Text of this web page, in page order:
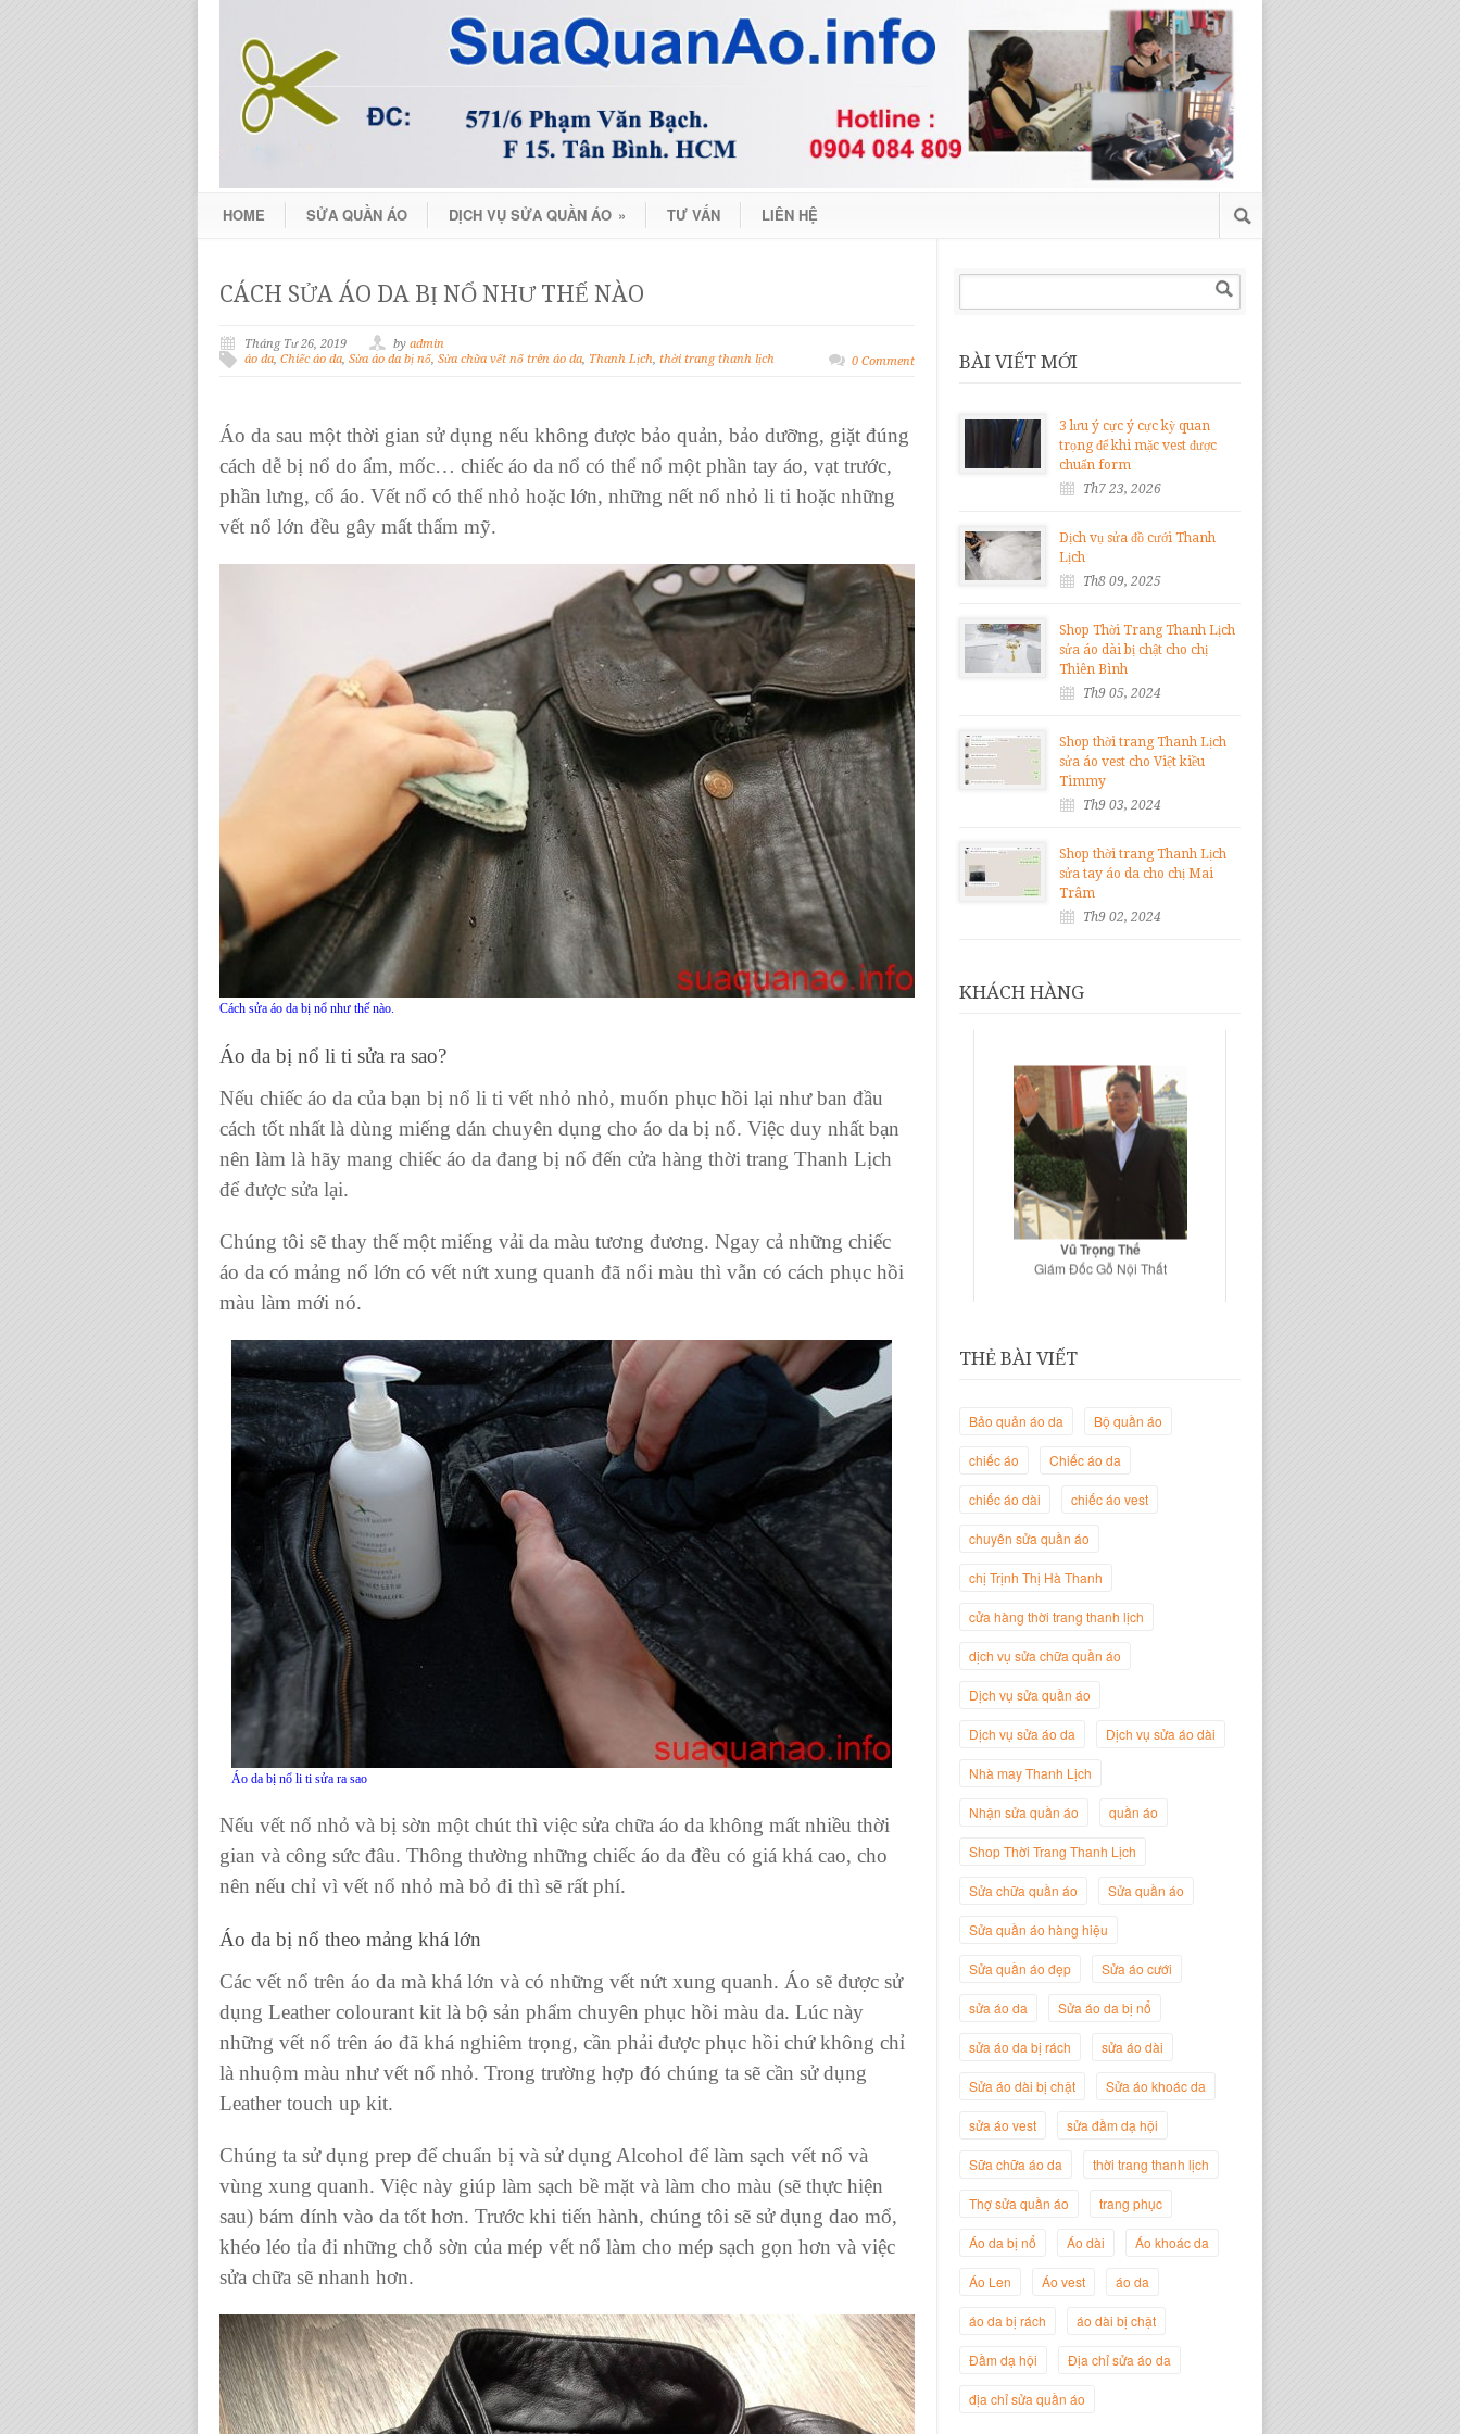
HOME SỬA QUẦN ÁO DỊCH VỤ SỬA QUẦN ÁO » TƯ VẤN LIÊN HỆ
CÁCH SỬA ÁO DA BỊ NỔ NHƯ THẾ NÀO
Tháng Tư 26, 2019 by admin
áo da, Chiếc áo da, Sửa áo da bị nổ, Sửa chữa vết nổ trên áo da, Thanh Lịch, thời trang thanh lịch 0 Comment
Áo da sau một thời gian sử dụng nếu không được bảo quản, bảo dưỡng, giặt đúng
cách dễ bị nổ do ẩm, mốc… chiếc áo da nổ có thể nổ một phần tay áo, vạt trước,
phần lưng, cổ áo. Vết nổ có thể nhỏ hoặc lớn, những nết nổ nhỏ li ti hoặc những
vết nổ lớn đều gây mất thẩm mỹ.
Cách sửa áo da bị nổ như thế nào.
Áo da bị nổ li ti sửa ra sao?
Nếu chiếc áo da của bạn bị nổ li ti vết nhỏ nhỏ, muốn phục hồi lại như ban đầu
cách tốt nhất là dùng miếng dán chuyên dụng cho áo da bị nổ. Việc duy nhất bạn
nên làm là hãy mang chiếc áo da đang bị nổ đến cửa hàng thời trang Thanh Lịch
để được sửa lại.
Chúng tôi sẽ thay thế một miếng vải da màu tương đương. Ngay cả những chiếc
áo da có mảng nổ lớn có vết nứt xung quanh đã nổi màu thì vẫn có cách phục hồi
màu làm mới nó.
Áo da bị nổ li ti sửa ra sao
Nếu vết nổ nhỏ và bị sờn một chút thì việc sửa chữa áo da không mất nhiều thời
gian và công sức đâu. Thông thường những chiếc áo da đều có giá khá cao, cho
nên nếu chỉ vì vết nổ nhỏ mà bỏ đi thì sẽ rất phí.
Áo da bị nổ theo mảng khá lớn
Các vết nổ trên áo da mà khá lớn và có những vết nứt xung quanh. Áo sẽ được sử
dụng Leather colourant kit là bộ sản phẩm chuyên phục hồi màu da. Lúc này
những vết nổ trên áo đã khá nghiêm trọng, cần phải được phục hồi chứ không chỉ
là nhuộm màu như vết nổ nhỏ. Trong trường hợp đó chúng ta sẽ cần sử dụng
Leather touch up kit.
Chúng ta sử dụng prep để chuẩn bị và sử dụng Alcohol để làm sạch vết nổ và
vùng xung quanh. Việc này giúp làm sạch bề mặt và làm cho màu (sẽ thực hiện
sau) bám dính vào da tốt hơn. Trước khi tiến hành, chúng tôi sẽ sử dụng dao mổ,
khéo léo tỉa đi những chỗ sờn của mép vết nổ làm cho mép sạch gọn hơn và việc
sửa chữa sẽ nhanh hơn.
BÀI VIẾT MỚI
3 lưu ý cực ý cực kỳ quan
trọng để khi mặc vest được
chuẩn form
Th7 23, 2026
Dịch vụ sửa đồ cưới Thanh
Lịch
Th8 09, 2025
Shop Thời Trang Thanh Lịch
sửa áo dài bị chật cho chị
Thiên Bình
Th9 05, 2024
Shop thời trang Thanh Lịch
sửa áo vest cho Việt kiều
Timmy
Th9 03, 2024
Shop thời trang Thanh Lịch
sửa tay áo da cho chị Mai
Trâm
Th9 02, 2024
KHÁCH HÀNG
Vũ Trọng Thế
Giám Đốc Gỗ Nội Thất
Trịnh Thị Hà Thanh
Giám Đốc Thương Hiệu Giày Thời
Nguyễn Minh Đức
Giám Đốc Công ty Cây Xanh Gia
Nguyễn Đắc Định
THẺ BÀI VIẾT
Bảo quản áo da Bộ quần áo
chiếc áo Chiếc áo da
chiếc áo dài chiếc áo vest
chuyên sửa quần áo
chị Trịnh Thị Hà Thanh
cửa hàng thời trang thanh lịch
dịch vụ sửa chữa quần áo
Dịch vụ sửa quần áo
Dịch vụ sửa áo da Dịch vụ sửa áo dài
Nhà may Thanh Lịch
Nhận sửa quần áo quần áo
Shop Thời Trang Thanh Lịch
Sửa chữa quần áo Sửa quần áo
Sửa quần áo hàng hiệu
Sửa quần áo đẹp Sửa áo cưới
sửa áo da Sửa áo da bị nổ
sửa áo da bị rách sửa áo dài
Sửa áo dài bị chật Sửa áo khoác da
sửa áo vest sửa đầm dạ hội
Sữa chữa áo da thời trang thanh lịch
Thợ sửa quần áo trang phục
Áo da bị nổ Áo dài Áo khoác da
Áo Len Áo vest áo da
áo da bị rách áo dài bị chật
Đầm dạ hội Địa chỉ sửa áo da
địa chỉ sửa quần áo